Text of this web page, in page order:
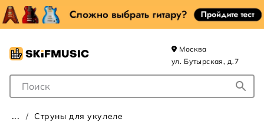
Поле для Поиска
Москва
ул. Бутырская, д.7
Струны для укулеле